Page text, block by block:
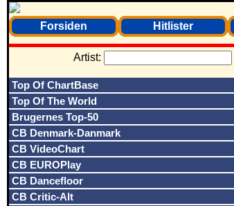
Forsiden Hitlister
Artist:
Top Of ChartBase
Top Of The World
Brugernes Top-50
CB Denmark-Danmark
CB VideoChart
CB EUROPlay
CB Dancefloor
CB Critic-Alt